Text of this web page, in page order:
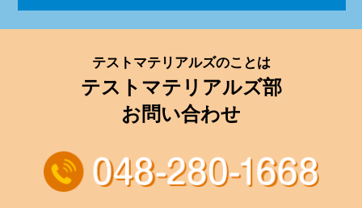
テストマテリアルズのことは
テストマテリアルズ部
お問い合わせ